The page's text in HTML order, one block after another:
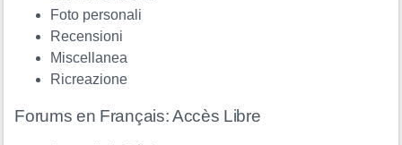
Foto personali
Recensioni
Miscellanea
Ricreazione
Forums en Français: Accès Libre